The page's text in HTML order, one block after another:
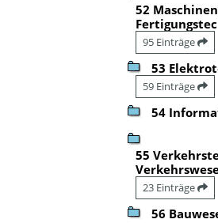
52
95 Einträge
53
59 Einträge
54
55
23 Einträge
56